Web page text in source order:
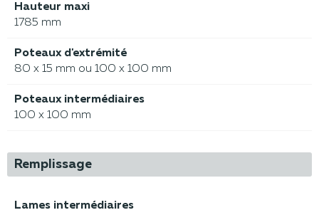
Hauteur maxi
1785 mm
Poteaux d'extrémité
80 x 15 mm ou 100 x 100 mm
Poteaux intermédiaires
100 x 100 mm
Remplissage
Lames intermédiaires